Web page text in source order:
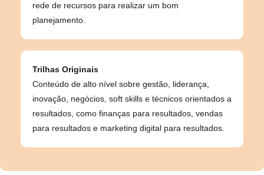
rede de recursos para realizar um bom
planejamento.
Trilhas Originais
Conteúdo de alto nível sobre gestão, liderança,
inovação, negócios, soft skills e técnicos orientados a
resultados, como finanças para resultados, vendas
para resultados e marketing digital para resultados.